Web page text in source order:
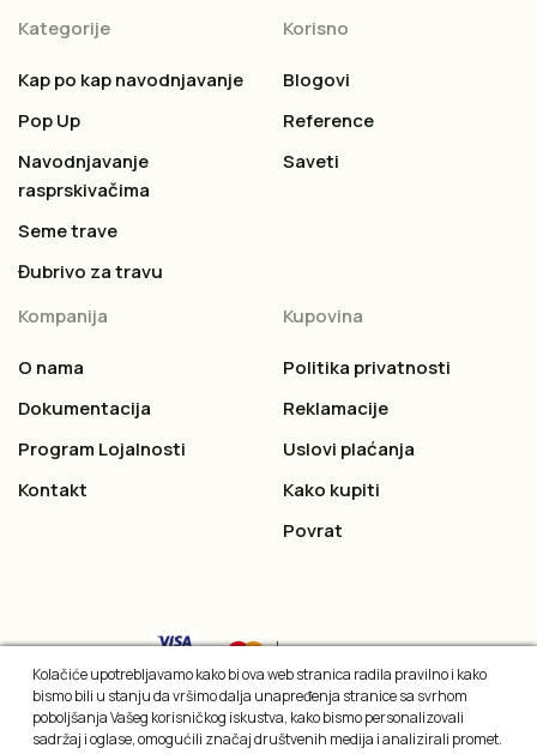
Kategorije
Kap po kap navodnjavanje
Pop Up
Navodnjavanje
rasprskivačima
Seme trave
Đubrivo za travu
Korisno
Blogovi
Reference
Saveti
Kompanija
O nama
Dokumentacija
Program Lojalnosti
Kontakt
Kupovina
Politika privatnosti
Reklamacije
Uslovi plaćanja
Kako kupiti
Povrat
Kolačiće upotrebljavamo kako bi ova web stranica radila pravilno i kako
bismo bili u stanju da vršimo dalja unapređenja stranice sa svrhom
poboljšanja Vašeg korisničkog iskustva, kako bismo personalizovali
sadržaj i oglase, omogućili značaj društvenih medija i analizirali promet.